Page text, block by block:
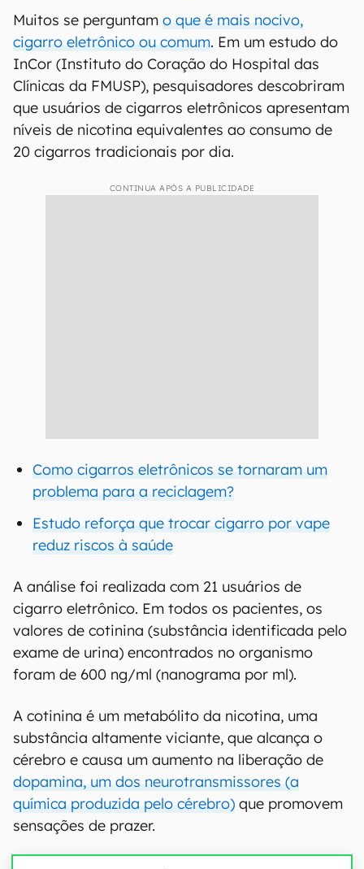
Muitos se perguntam o que é mais nocivo,
cigarro eletrônico ou comum. Em um estudo do
InCor (Instituto do Coração do Hospital das
Clínicas da FMUSP), pesquisadores descobriram
que usuários de cigarros eletrônicos apresentam
níveis de nicotina equivalentes ao consumo de
20 cigarros tradicionais por dia.
CONTINUA APÓS A PUBLICIDADE
Como cigarros eletrônicos se tornaram um
problema para a reciclagem?
Estudo reforça que trocar cigarro por vape
reduz riscos à saúde
A análise foi realizada com 21 usuários de
cigarro eletrônico. Em todos os pacientes, os
valores de cotinina (substância identificada pelo
exame de urina) encontrados no organismo
foram de 600 ng/ml (nanograma por ml).
A cotinina é um metabólito da nicotina, uma
substância altamente viciante, que alcança o
cérebro e causa um aumento na liberação de
dopamina, um dos neurotransmissores (a
química produzida pelo cérebro) que promovem
sensações de prazer.